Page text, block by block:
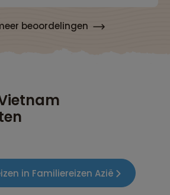
beoordelingen
in Familiereizen Azië